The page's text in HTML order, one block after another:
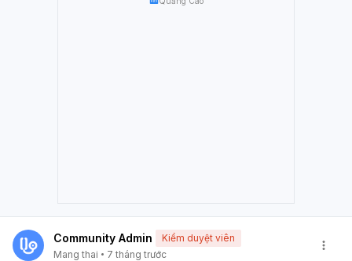
Community Admin
Kiểm duyệt viên
Mang thai
7 tháng trước